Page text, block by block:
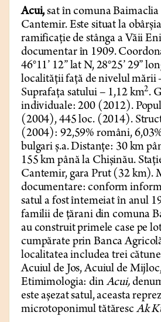
Acui,sat în comuna
Cantemir. Este situat la
ramificație de stânga a Văii
documentar în 1909.
46°11’ 12” lat N, 28°25’ 29”
localității față de nivelul mării
Suprafața satului – 1,12 km2.
individuale: 200 (2012).
(2004), 445 loc. (2014).
(2004): 92,59% români,
bulgari ș.a. Distanțe: 30 km
155 km până la Chișinău.
Cantemir, gara Prut (32 km).
documentare: conform
satul a fost întemeiat în anul
familii de țărani din comuna
au construit primele case pe
cumpărate prin Banca
localitatea includea trei
Acuiul de Jos, Acuiul de
Etimimologia: dinAcui,
este așezat satul, aceasta
microtoponimul tătărescAk